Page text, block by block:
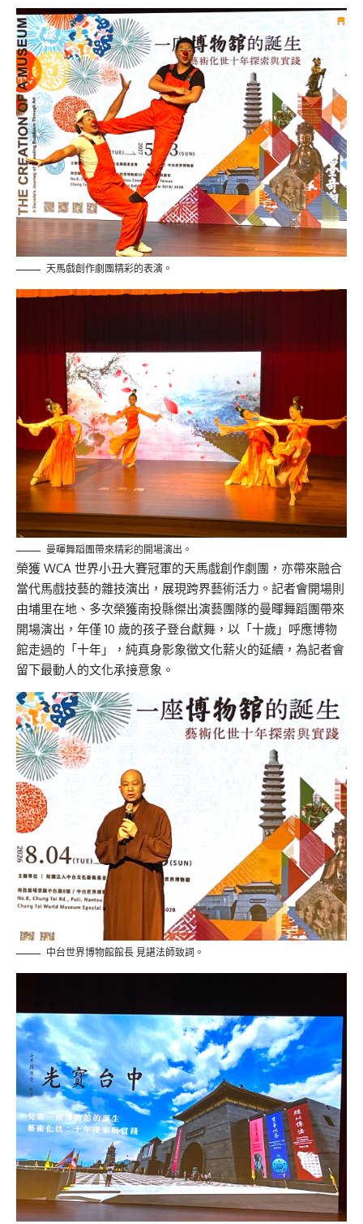
天馬戲創作劇團精彩的表演。
曼暉舞蹈團帶來精彩的開場演出。
榮獲 WCA 世界小丑大賽冠軍的天馬戲創作劇團，亦帶來融合
當代馬戲技藝的雜技演出，展現跨界藝術活力。記者會開場則
由埔里在地、多次榮獲南投縣傑出演藝團隊的曼暉舞蹈團帶來
開場演出，年僅 10 歲的孩子登台獻舞，以「十歲」呼應博物
館走過的「十年」，純真身影象徵文化薪火的延續，為記者會
留下最動人的文化承接意象。
中台世界博物館館長 見諶法師致詞。